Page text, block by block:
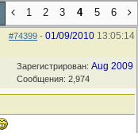
1 2 3 4 5 6
#74399 - 01/09/2010 13:05:14
Зарегистрирован: Aug 2009
Сообщения: 2,974